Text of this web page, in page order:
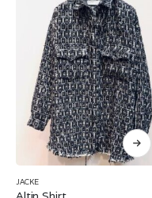
JACKE